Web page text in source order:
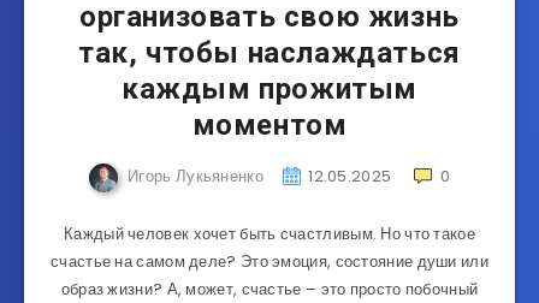
организовать свою жизнь
так, чтобы наслаждаться
каждым прожитым
моментом
Игорь Лукьяненко 12.05.2025 0
Каждый человек хочет быть счастливым. Но что такое
счастье на самом деле? Это эмоция, состояние души или
образ жизни? А, может, счастье – это просто побочный